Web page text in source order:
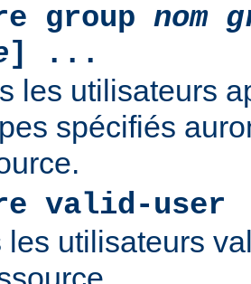
group nom
] ...
les utilisateurs
spécifiés
valid-user
les utilisateurs